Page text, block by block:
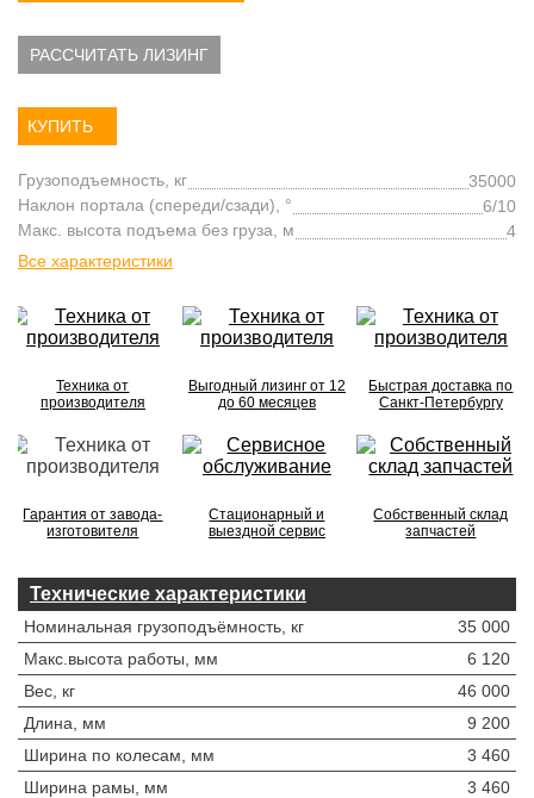
РАССЧИТАТЬ ЛИЗИНГ
КУПИТЬ
Грузоподъемность, кг
35000
Наклон портала (спереди/сзади), °
6/10
Макс. высота подъема без груза, м
4
Все характеристики
Техника от
производителя
Выгодный лизинг от 12
до 60 месяцев
Быстрая доставка по
Санкт-Петербургу
Гарантия от завода-
изготовителя
Стационарный и
выездной сервис
Собственный склад
запчастей
Технические характеристики
Номинальная грузоподъёмность, кг
35 000
Maкс.высота работы, мм
6 120
Вес, кг
46 000
Длина, мм
9 200
Ширина по колесам, мм
3 460
Ширина рамы, мм
3 460